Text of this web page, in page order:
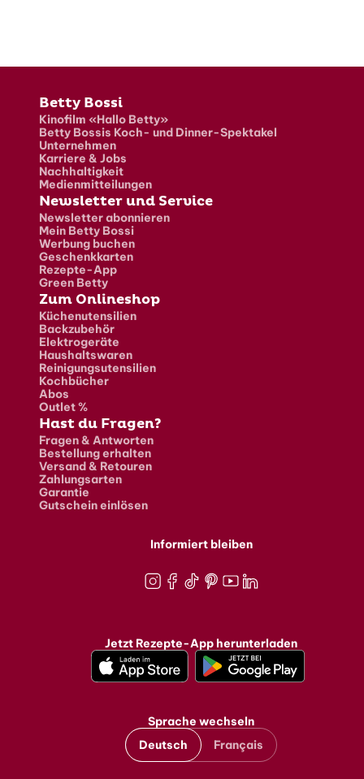
Fusszeile
Betty Bossi
Kinofilm «Hallo Betty»
Betty Bossis Koch- und Dinner-Spektakel
Unternehmen
Karriere & Jobs
Nachhaltigkeit
Medienmitteilungen
Newsletter und Service
Newsletter abonnieren
Mein Betty Bossi
Werbung buchen
Geschenkkarten
Rezepte-App
Green Betty
Zum Onlineshop
Küchenutensilien
Backzubehör
Elektrogeräte
Haushaltswaren
Reinigungsutensilien
Kochbücher
Abos
Outlet %
Hast du Fragen?
Fragen & Antworten
Bestellung erhalten
Versand & Retouren
Zahlungsarten
Garantie
Gutschein einlösen
Informiert bleiben
Jetzt Rezepte-App herunterladen
Sprache wechseln
Deutsch
Français